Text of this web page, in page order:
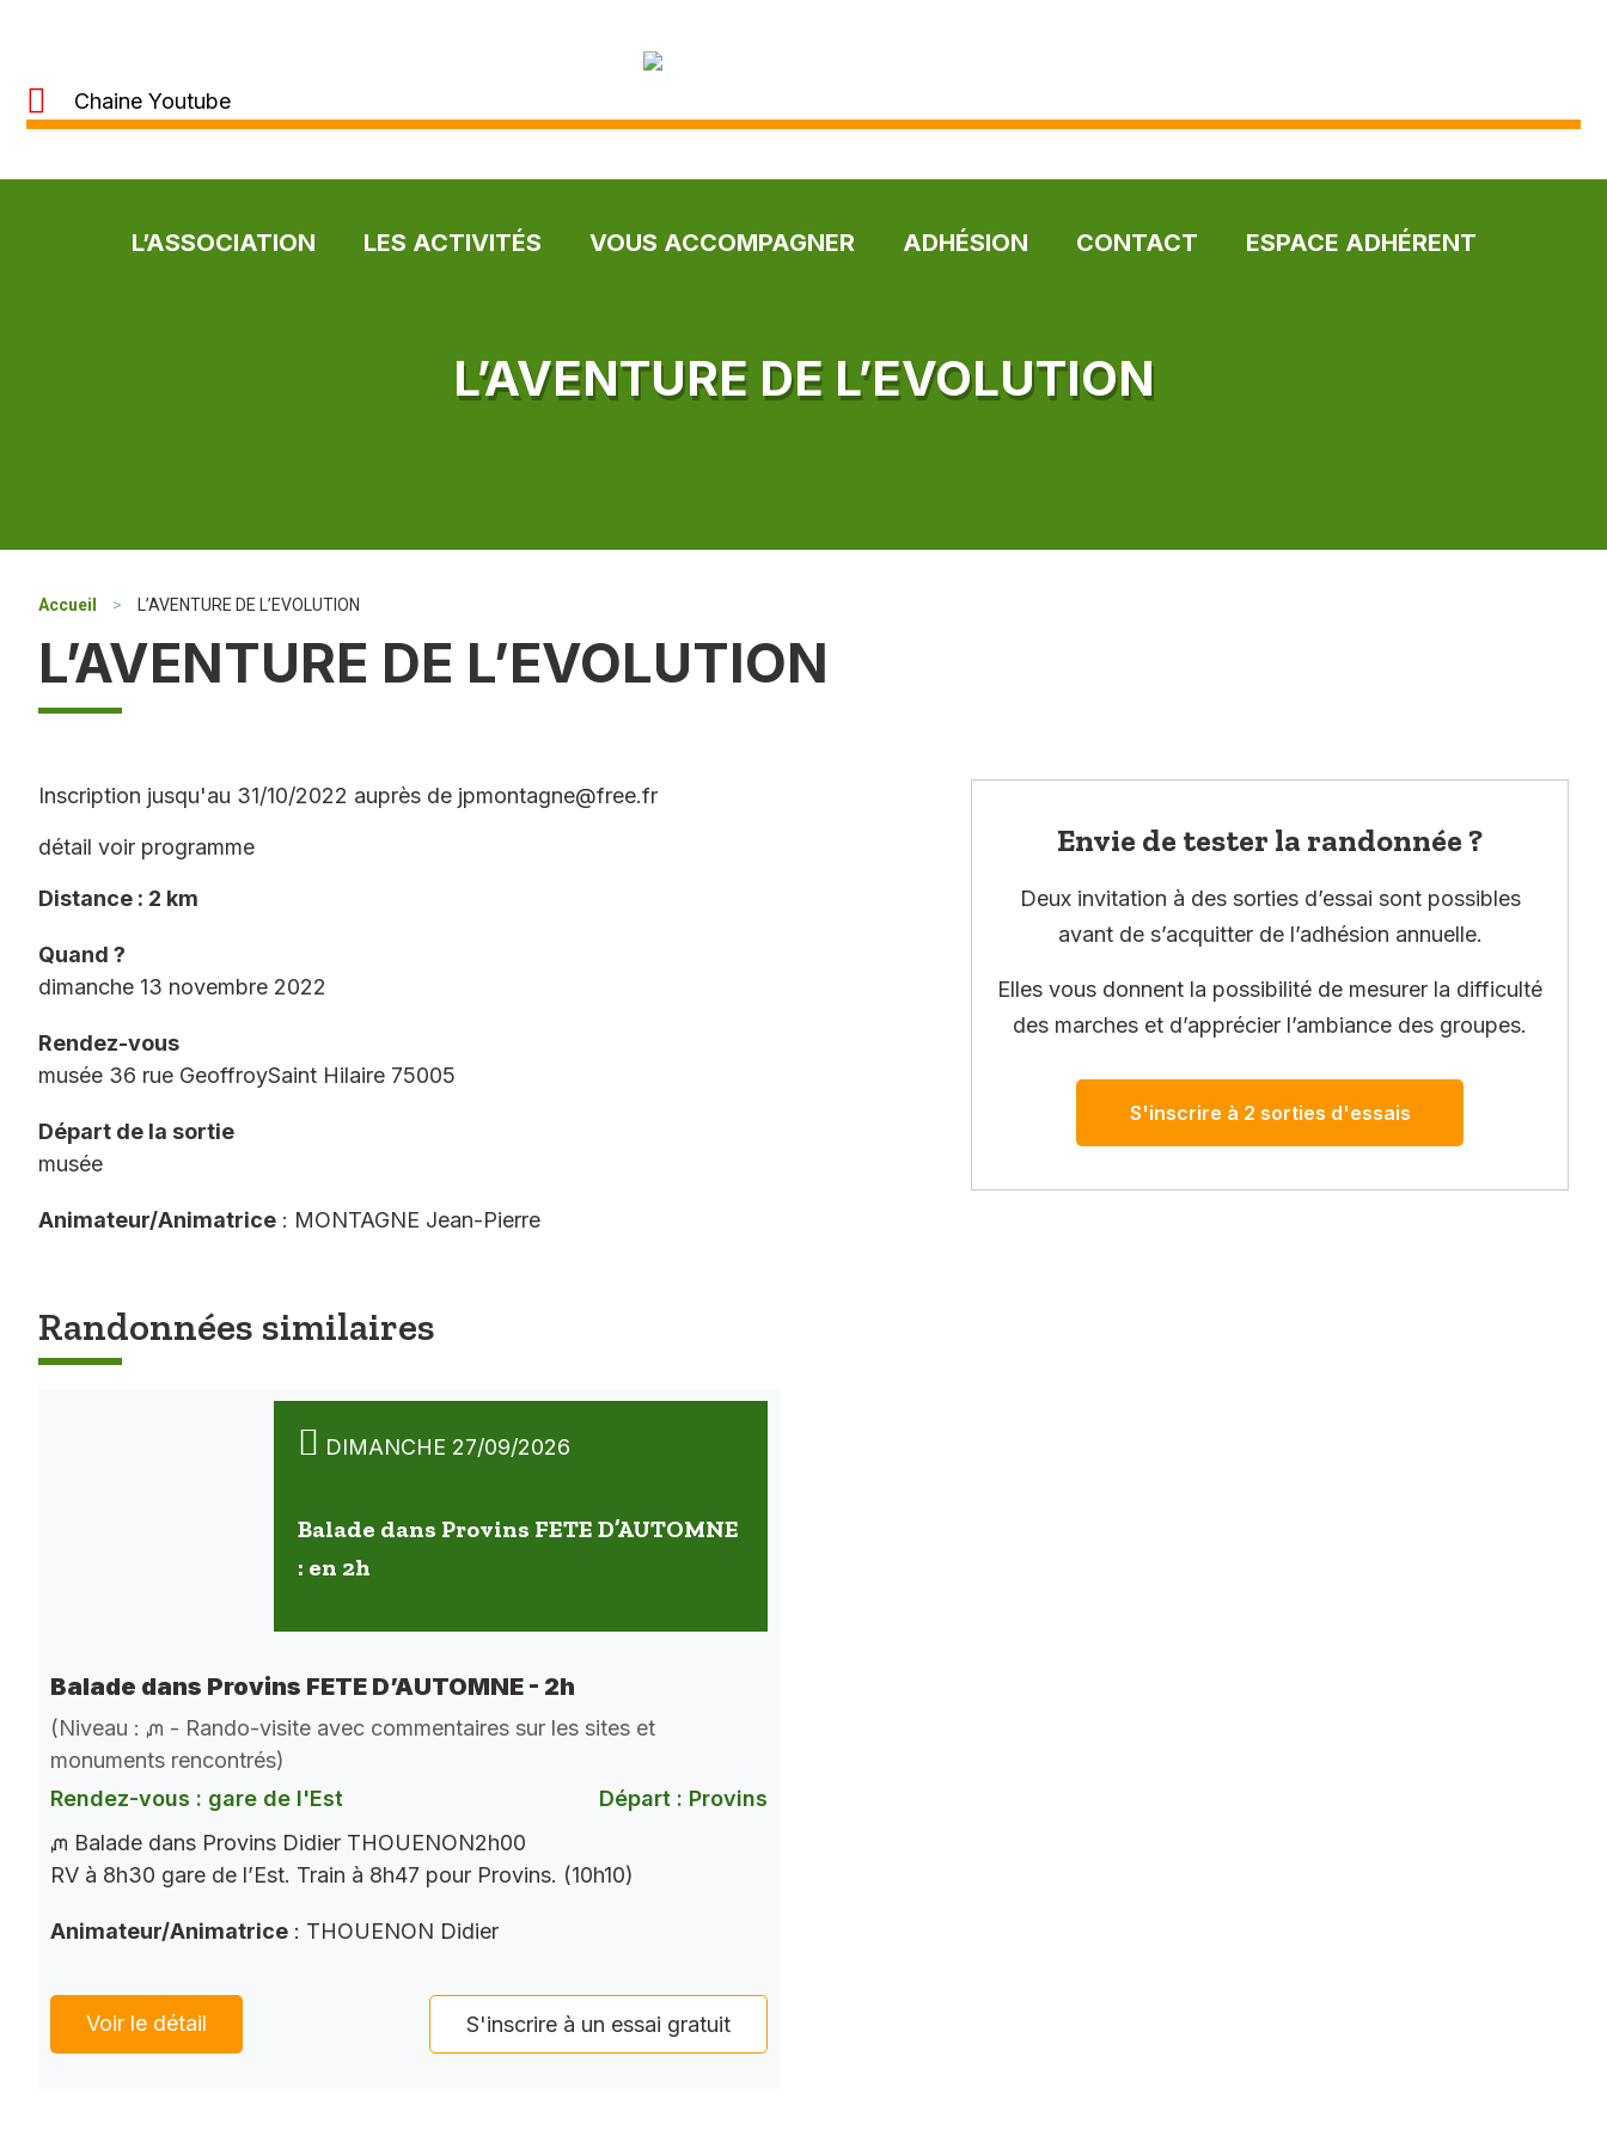
Chaine Youtube
L’ASSOCIATION LES ACTIVITÉS VOUS ACCOMPAGNER ADHÉSION CONTACT ESPACE ADHÉRENT
L’AVENTURE DE L’EVOLUTION
Accueil > L’AVENTURE DE L’EVOLUTION
L’AVENTURE DE L’EVOLUTION
Inscription jusqu'au 31/10/2022 auprès de jpmontagne@free.fr
détail voir programme
Distance : 2 km
Quand ?
dimanche 13 novembre 2022
Rendez-vous
musée 36 rue GeoffroySaint Hilaire 75005
Départ de la sortie
musée
Animateur/Animatrice : MONTAGNE Jean-Pierre
Envie de tester la randonnée ?
Deux invitation à des sorties d’essai sont possibles
avant de s’acquitter de l’adhésion annuelle.
Elles vous donnent la possibilité de mesurer la difficulté
des marches et d’apprécier l’ambiance des groupes.
S'inscrire à 2 sorties d'essais
Randonnées similaires
DIMANCHE 27/09/2026
Balade dans Provins FETE D’AUTOMNE
: en 2h
Balade dans Provins FETE D’AUTOMNE - 2h
(Niveau : ᘻ - Rando-visite avec commentaires sur les sites et
monuments rencontrés)
Rendez-vous : gare de l'Est
Départ : Provins
ᘻ Balade dans Provins Didier THOUENON2h00
RV à 8h30 gare de l’Est. Train à 8h47 pour Provins. (10h10)
Animateur/Animatrice : THOUENON Didier
Voir le détail S'inscrire à un essai gratuit